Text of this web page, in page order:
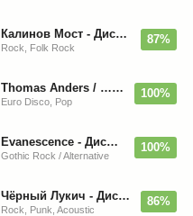
Калинов Мост - Дискография (1986-2026)
Rock, Folk Rock
87%
Thomas Anders / … Sings Modern Talking: The Best hi-res
Euro Disco, Pop
100%
Evanescence - Дискография (1998-2026)
Gothic Rock / Alternative
100%
Чёрный Лукич - Дискография (1987-2014)
Rock, Punk, Acoustic
86%